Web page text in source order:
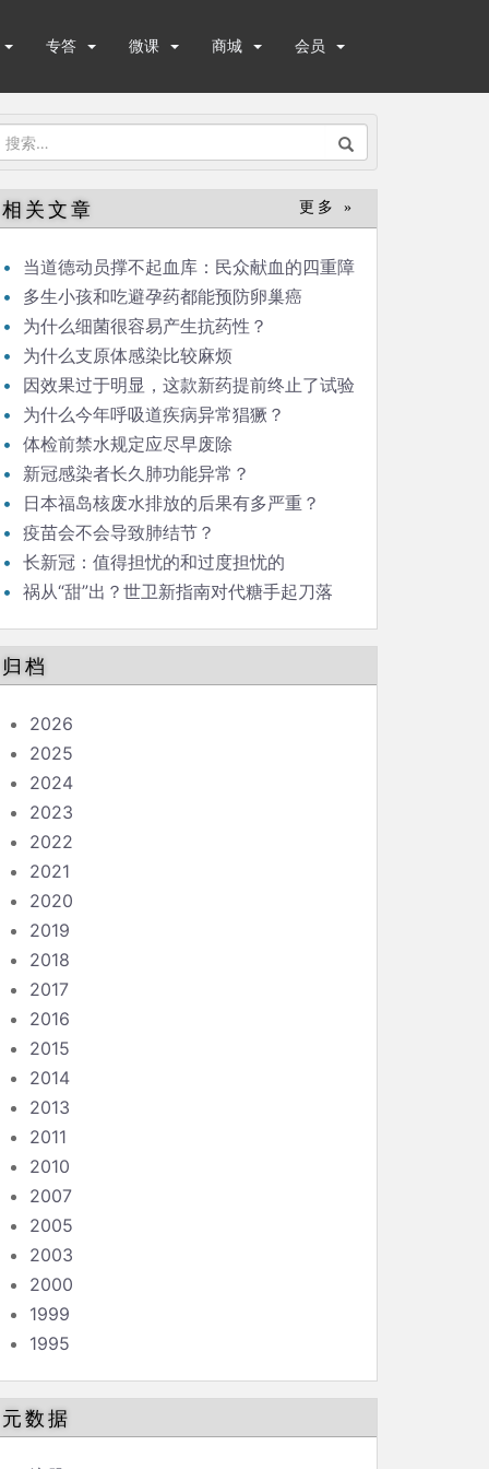
专答 微课 商城 会员
搜
：
相关文章 更多 »
当道德动员撑不起血库：民众献血的四重障
碍
多生小孩和吃避孕药都能预防卵巢癌
为什么细菌很容易产生抗药性？
为什么支原体感染比较麻烦
因效果过于明显，这款新药提前终止了试验
为什么今年呼吸道疾病异常猖獗？
体检前禁水规定应尽早废除
新冠感染者长久肺功能异常？
日本福岛核废水排放的后果有多严重？
疫苗会不会导致肺结节？
长新冠：值得担忧的和过度担忧的
祸从“甜”出？世卫新指南对代糖手起刀落
归档
2026
2025
2024
2023
2022
2021
2020
2019
2018
2017
2016
2015
2014
2013
2011
2010
2007
2005
2003
2000
1999
1995
元数据